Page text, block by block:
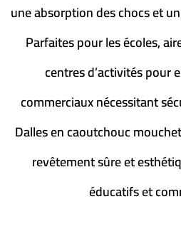
une absorption des chocs et
Parfaites pour les écoles,
centres d’activités pour
commerciaux nécessitant
Dalles en caoutchouc
revêtement sûre et
éducatifs et